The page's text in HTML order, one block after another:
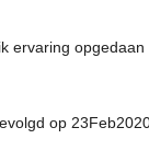
ervaring
op